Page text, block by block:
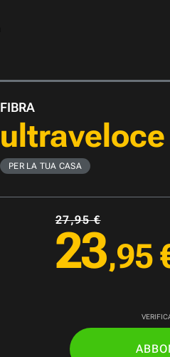
FIBRA
ultraveloce
PER LA TUA CASA
27,95€
23,95